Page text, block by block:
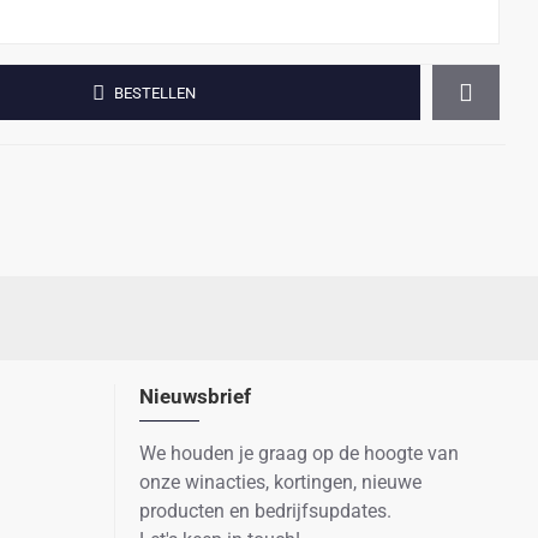
BESTELLEN
Nieuwsbrief
We houden je graag op de hoogte van
onze winacties, kortingen, nieuwe
producten en bedrijfsupdates.